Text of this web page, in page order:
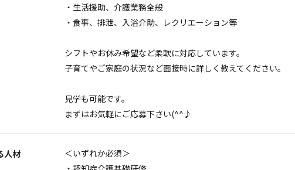
・生活援助、介護業務全般
・食事、排泄、入浴介助、レクリエーション等
シフトやお休み希望など柔軟に対応しています。
子育てやご家庭の状況など面接時に詳しく教えてください。
見学も可能です。
まずはお気軽にご応募下さい(^^♪
人材
＜いずれか必須＞